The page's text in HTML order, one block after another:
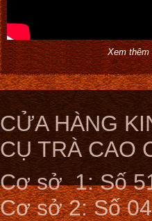
Xem thêm
CỬA HÀNG
CỤ TRÀ CAO
Cơ sở 1: Số
Cơ sở 2: Số